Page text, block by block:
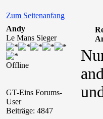
Zum Seitenanfang
Andy
Le Mans Sieger
Offline
GT-Eins Forums-
User
Beiträge: 4847